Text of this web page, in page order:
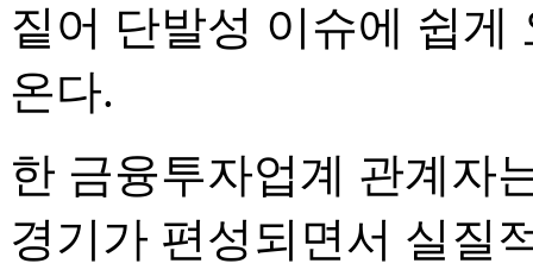
짙어 단발성 이슈에 쉽게
온다.
한 금융투자업계 관계자
경기가 편성되면서 실질